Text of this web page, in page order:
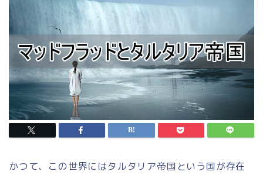
かつて、この世界にはタルタリア帝国という国が存在